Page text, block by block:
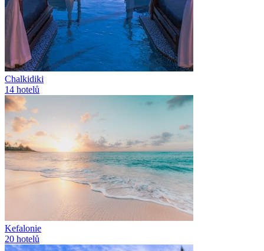
Chalkidiki
14 hotelů
Kefalonie
20 hotelů